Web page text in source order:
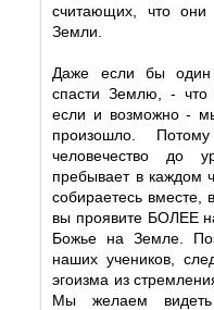
считающих, что они
Земли.
Даже если бы один
спасти Землю, - что
если и возможно -
произошло.
человечество до
пребывает в каждом
собираетесь вместе,
вы проявите БОЛЕЕ
Божье на Земле.
наших учеников,
эгоизма из
Мы желаем